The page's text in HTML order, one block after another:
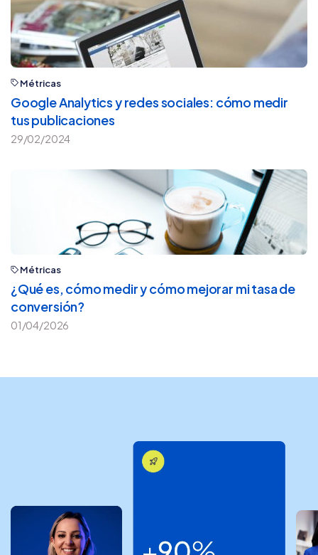
Métricas
Google Analytics y redes sociales: cómo medir
tus publicaciones
29/02/2024
Métricas
¿Qué es, cómo medir y cómo mejorar mi tasa de
conversión?
01/04/2026